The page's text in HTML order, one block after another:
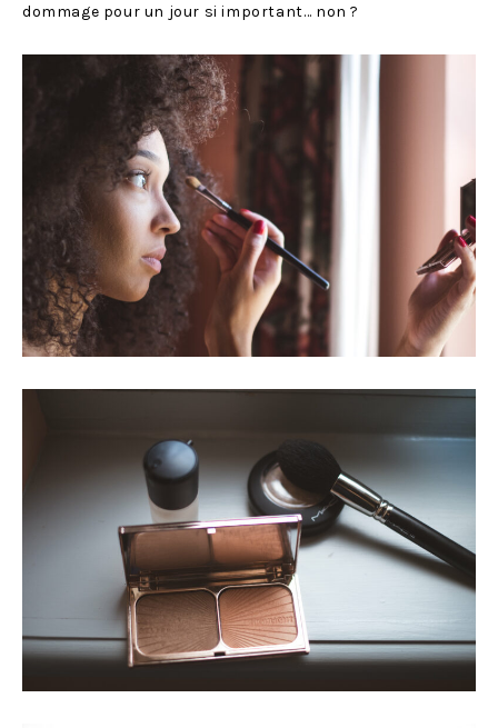
dommage pour un jour si important… non ?